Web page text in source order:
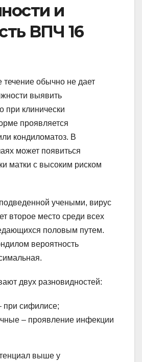
и
ВПЧ 16
течение обычно не дает
выявить
при клинически
проявляется
кондиломатоз. В
может появиться
матки с высоким риском
учеными, вирус
второе место среди всех
половым путем.
вероятность
двух разновидностей:
при сифилисе;
– проявление инфекции
выше у